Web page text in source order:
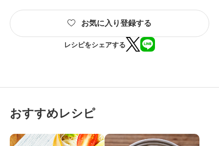
お気に入り登録する
レシピをシェアする
おすすめレシピ